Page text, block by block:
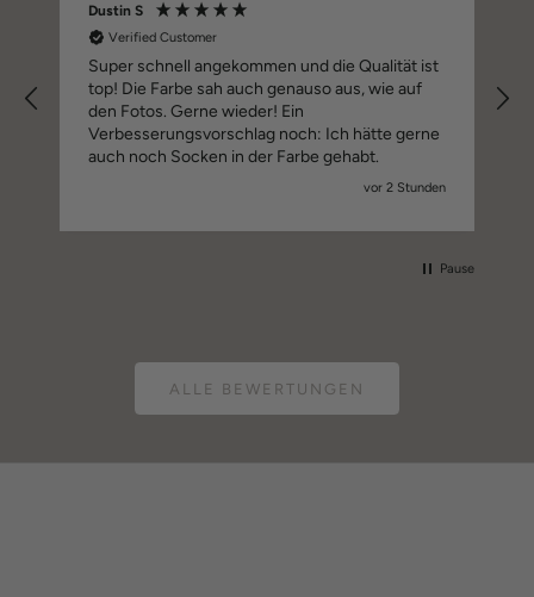
Dustin S
Verified Customer
Super schnell angekommen und die Qualität ist
top! Die Farbe sah auch genauso aus, wie auf
den Fotos. Gerne wieder! Ein
Verbesserungsvorschlag noch: Ich hätte gerne
auch noch Socken in der Farbe gehabt.
vor 2 Stunden
Pause
ALLE BEWERTUNGEN